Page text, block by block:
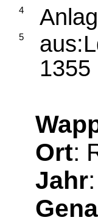
4
5
1355
Ort:
Jahr